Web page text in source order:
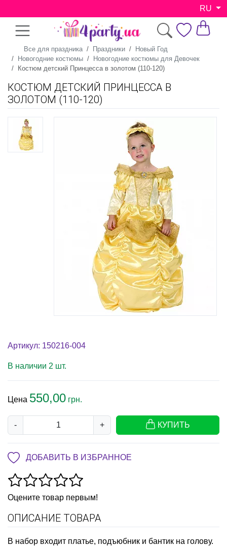
RU
Все для праздника Праздники
Новый Год
Новогодние костюмы
Новогодние костюмы для Девочек
Костюм детский Принцесса в золотом (110-120)
КОСТЮМ ДЕТСКИЙ ПРИНЦЕССА В
ЗОЛОТОМ (110-120)
Артикул: 150216-004
В наличии 2 шт.
Цена 550,00 грн.
- + КУПИТЬ
ДОБАВИТЬ В ИЗБРАННОЕ
Оцените товар первым!
ОПИСАНИЕ ТОВАРА
В набор входит платье, подъюбник и бантик на голову.